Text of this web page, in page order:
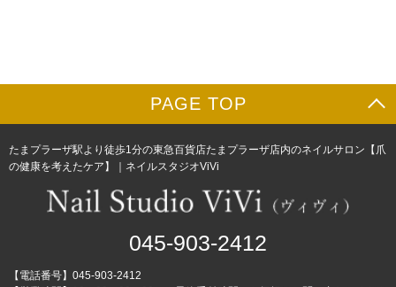
PAGE TOP
たまプラーザ駅より徒歩1分の東急百貨店たまプラーザ店内のネイルサロン【爪
の健康を考えたケア】｜ネイルスタジオViVi
045-903-2412
【電話番号】045-903-2412